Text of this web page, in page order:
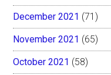
December 2021 (71)
November 2021 (65)
October 2021 (58)